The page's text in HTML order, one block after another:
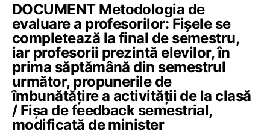
DOCUMENT Metodologia de
evaluare a profesorilor: Fișele se
completează la final de semestru,
iar profesorii prezintă elevilor, în
prima săptămână din semestrul
următor, propunerile de
îmbunătățire a activității de la clasă
/ Fișa de feedback semestrial,
modificată de minister